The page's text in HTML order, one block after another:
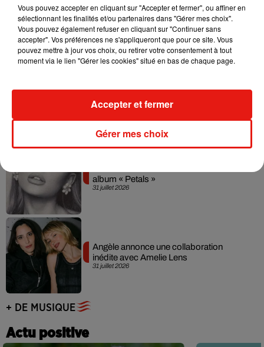
4 août 2026
Ariana Grande prendra une pause après
sa tournée mondiale
31 juillet 2026
Grand Corps Malade emmène Styleto
en road-trip dans son nouveau clip
31 juillet 2026
album « Petals »
31 juillet 2026
Angèle annonce une collaboration
inédite avec Amelie Lens
+ DE MUSIQUE
Actu positive
Vous pouvez accepter en cliquant sur "Accepter et fermer", ou affiner en
sélectionnant les finalités et/ou partenaires dans "Gérer mes choix".
Vous pouvez également refuser en cliquant sur "Continuer sans
accepter". Vos préférences ne s'appliqueront que pour ce site. Vous
pouvez mettre à jour vos choix, ou retirer votre consentement à tout
moment via le lien "Gérer les cookies" situé en bas de chaque page.
Gérer mes choix
Accepter et fermer